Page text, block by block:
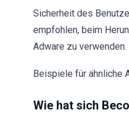
Sicherheit des
empfohlen, beim
Adware zu verwenden.
Beispiele für ähnliche
Wie hat sich